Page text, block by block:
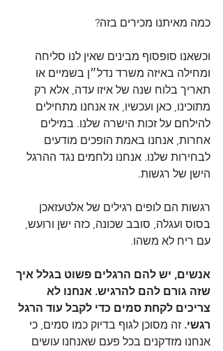
כמה מאיתנו מכירים בזה?
וכשאנו סופסוף מבינים שאין לנו סליחה
ומחילה באיזה משרד נדל״ן בשמיים או
תאריך בלוח שנה של איזו עדה, אלא רק
מתוכינו, כאן ועכשיו, אז אנחנו מתחילים
להילחם על זכות הישרה שלנו. במילים
אחרות, אנחנו באמת הופכים מודעים
לבחירות שלנו. אנחנו נלחמים נגד ההרגל
הישן של רגשות.
רגשות הם לופים רגילים של אלטעזאכן
בסוס ועגלה, סובב שכונה, כזה ישן ורועש,
עם ריח לא משהו.
אנשים, יש להם הרגלים פשוט בגלל איך
שזה גורם להם להרגיש. אנחנו לא
צריכים לקחת סמים כדי לקבל עוד הרגל
רגשי. זה מסוכן לגוף בדיוק כמו סמים, כי
אנחנו מזדקנים בכל פעם שאנחנו עושים